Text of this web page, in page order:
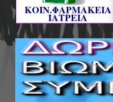
ΚΟΙΝ.ΦΑΡΜΑΚΕΙΑ
ΙΑΤΡΕΙΑ